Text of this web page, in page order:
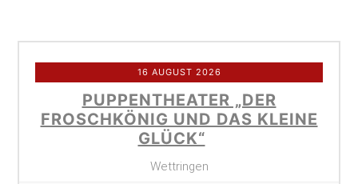
16 AUGUST 2026
PUPPENTHEATER „DER
FROSCHKÖNIG UND DAS KLEINE
GLÜCK“
Wettringen